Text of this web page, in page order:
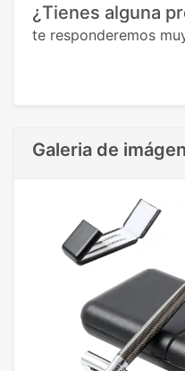
¿Tienes alguna
te responderemos
Galeria de